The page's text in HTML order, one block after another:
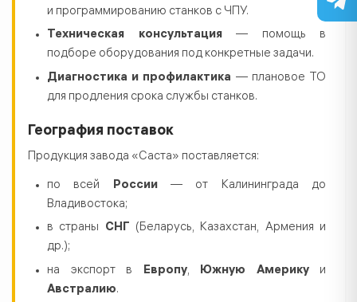
и программированию станков с ЧПУ.
Техническая консультация— помощь в
подборе оборудования под конкретные задачи.
Диагностика и профилактика — плановое ТО
для продления срока службы станков.
География поставок
Продукция завода «Саста» поставляется:
по всей России— от Калининграда до
Владивостока;
в страны СНГ
(Беларусь, Казахстан, Армения и
др.);
на экспорт в Европу, Южную Америкуи
Австралию.